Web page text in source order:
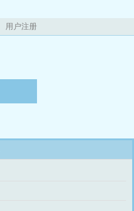
用户注册